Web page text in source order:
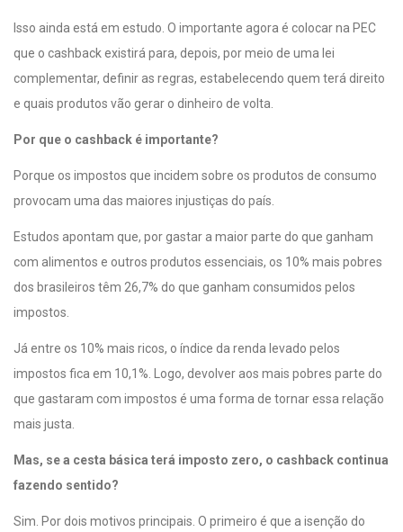
Isso ainda está em estudo. O importante agora é colocar na PEC
que o cashback existirá para, depois, por meio de uma lei
complementar, definir as regras, estabelecendo quem terá direito
e quais produtos vão gerar o dinheiro de volta.
Por que o cashback é importante?
Porque os impostos que incidem sobre os produtos de consumo
provocam uma das maiores injustiças do país.
Estudos apontam que, por gastar a maior parte do que ganham
com alimentos e outros produtos essenciais, os 10% mais pobres
dos brasileiros têm 26,7% do que ganham consumidos pelos
impostos.
Já entre os 10% mais ricos, o índice da renda levado pelos
impostos fica em 10,1%. Logo, devolver aos mais pobres parte do
que gastaram com impostos é uma forma de tornar essa relação
mais justa.
Mas, se a cesta básica terá imposto zero, o cashback continua
fazendo sentido?
Sim. Por dois motivos principais. O primeiro é que a isenção do